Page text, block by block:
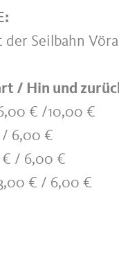
der Seilbahn
/ Hin und
€ /10,00 €
/ 6,00 €
€ / 6,00 €
€ / 6,00 €